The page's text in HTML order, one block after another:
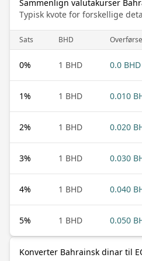
Sammenlign valutakurser
Typisk kvote for forskellige
Sats BHD
0% 1 BHD 0.0 BHD
1% 1 BHD 0.010
2% 1 BHD 0.020
3% 1 BHD 0.030
4% 1 BHD 0.040
5% 1 BHD 0.050
Konverter Bahrainsk dinar til